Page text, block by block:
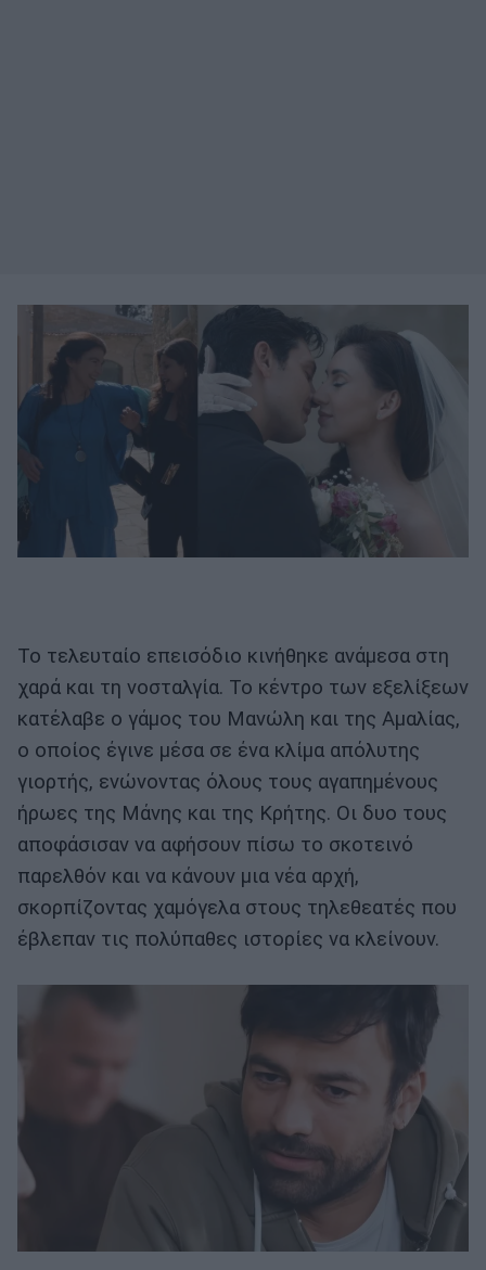
Το τελευταίο επεισόδιο κινήθηκε ανάμεσα στη
χαρά και τη νοσταλγία. Το κέντρο των εξελίξεων
κατέλαβε ο γάμος του Μανώλη και της Αμαλίας,
ο οποίος έγινε μέσα σε ένα κλίμα απόλυτης
γιορτής, ενώνοντας όλους τους αγαπημένους
ήρωες της Μάνης και της Κρήτης. Οι δυο τους
αποφάσισαν να αφήσουν πίσω το σκοτεινό
παρελθόν και να κάνουν μια νέα αρχή,
σκορπίζοντας χαμόγελα στους τηλεθεατές που
έβλεπαν τις πολύπαθες ιστορίες να κλείνουν.